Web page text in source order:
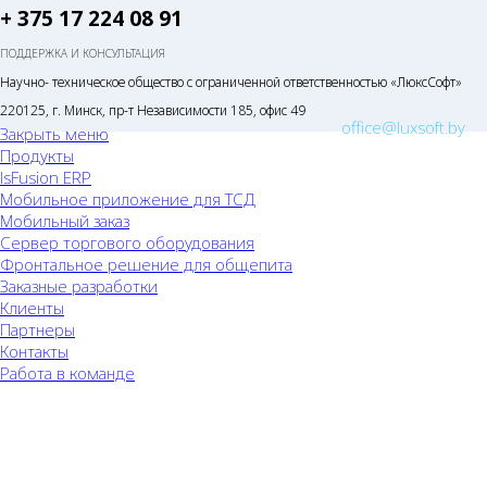
+ 375 17 224 08 91
ПОДДЕРЖКА И КОНСУЛЬТАЦИЯ
Научно- техническое общество с ограниченной ответственностью «ЛюксСофт»
220125, г. Минск, пр-т Независимости 185, офис 49
office@luxsoft.by
Закрыть меню
Продукты
lsFusion ERP
Мобильное приложение для ТСД
Мобильный заказ
Сервер торгового оборудования
Фронтальное решение для общепита
Заказные разработки
Клиенты
Партнеры
Контакты
Работа в команде